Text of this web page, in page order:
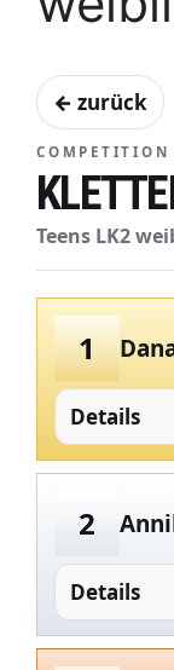
← zurück
COMPETITION
Teens LK2
1
Details
2
Details